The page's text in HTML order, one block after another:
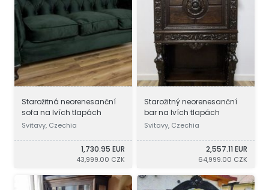
Starožitná neorenesanční
sofa na lvích tlapách
Svitavy, Czechia
1,730.95 EUR
43,999.00 CZK
Starožitný neorenesanční
bar na lvích tlapách
Svitavy, Czechia
2,557.11 EUR
64,999.00 CZK